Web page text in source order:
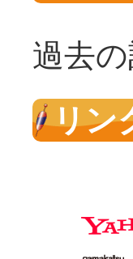
過去
リン